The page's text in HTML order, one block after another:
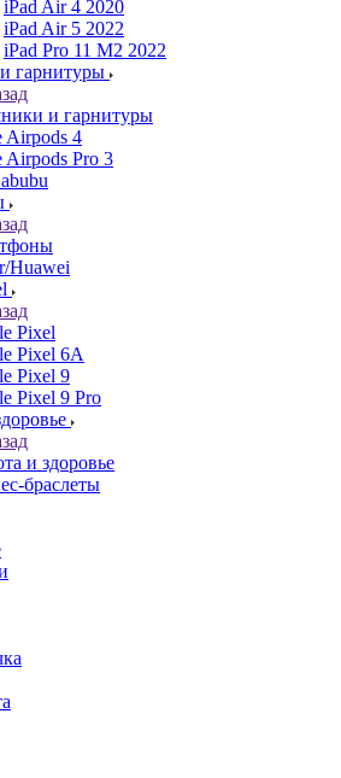
iPad Air 4 2020
iPad Air 5 2022
iPad Pro 11 M2 2022
гарнитуры
и гарнитуры
Airpods 4
Airpods Pro 3
Huawei
Pixel
Pixel 6A
Pixel 9
Pixel 9 Pro
и здоровье
браслеты